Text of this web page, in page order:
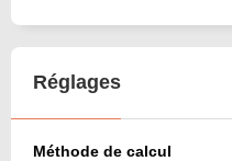
Réglages
Méthode de calcul